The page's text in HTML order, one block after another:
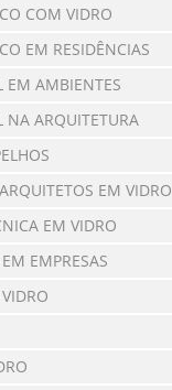
COM VIDRO
EM RESIDÊNCIAS
EM AMBIENTES
NA ARQUITETURA
EM VIDRO
EM VIDRO
EMPRESAS